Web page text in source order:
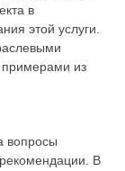
в
этой услуги.
из
вопросы
В